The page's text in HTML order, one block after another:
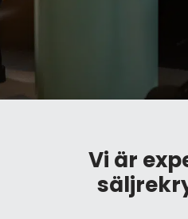
Vi är